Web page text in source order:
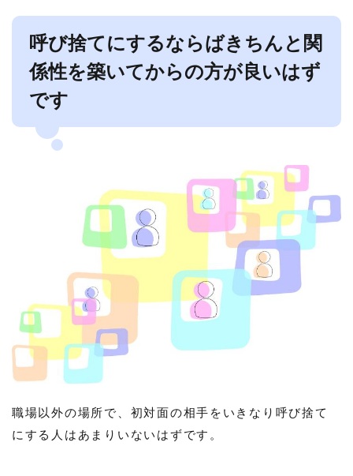
呼び捨てにするならばきちんと関
係性を築いてからの方が良いはず
です
職場以外の場所で、初対面の相手をいきなり呼び捨て
にする人はあまりいないはずです。